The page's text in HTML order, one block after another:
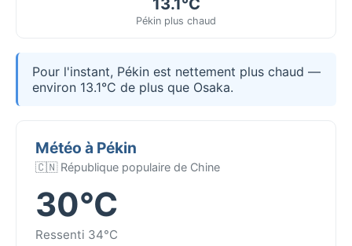
13.1°C
Pékin plus chaud
Pour l'instant, Pékin est nettement plus chaud —
environ 13.1°C de plus que Osaka.
Météo à Pékin
🇨🇳 République populaire de Chine
30°C
Ressenti 34°C